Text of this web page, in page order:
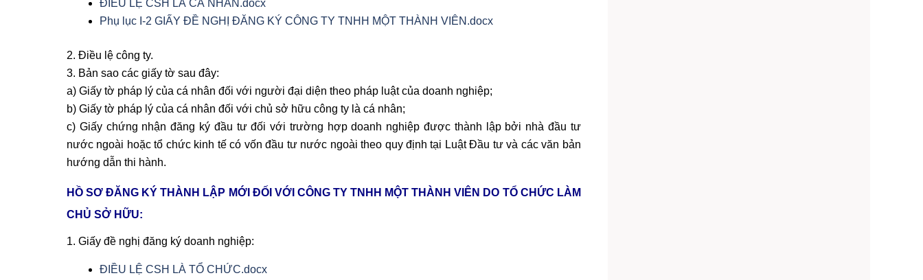
ĐIỀU LỆ CSH LÀ CÁ NHÂN.docx
Phụ lục I-2 GIẤY ĐỀ NGHỊ ĐĂNG KÝ CÔNG TY TNHH MỘT THÀNH VIÊN.docx
2. Điều lệ công ty.
3. Bản sao các giấy tờ sau đây:
a) Giấy tờ pháp lý của cá nhân đối với người đại diện theo pháp luật của doanh nghiệp;
b) Giấy tờ pháp lý của cá nhân đối với chủ sở hữu công ty là cá nhân;
c) Giấy chứng nhận đăng ký đầu tư đối với trường hợp doanh nghiệp được thành lập bởi nhà đầu tư
nước ngoài hoặc tổ chức kinh tế có vốn đầu tư nước ngoài theo quy định tại Luật Đầu tư và các văn bản
hướng dẫn thi hành.
HỒ SƠ ĐĂNG KÝ THÀNH LẬP MỚI ĐỐI VỚI CÔNG TY TNHH MỘT THÀNH VIÊN DO TỔ CHỨC LÀM
CHỦ SỞ HỮU:
1. Giấy đề nghị đăng ký doanh nghiệp:
ĐIỀU LỆ CSH LÀ TỔ CHỨC.docx